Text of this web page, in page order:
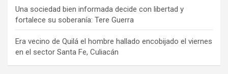
Una sociedad bien informada decide con libertad y
fortalece su soberanía: Tere Guerra
Era vecino de Quilá el hombre hallado encobijado el viernes
en el sector Santa Fe, Culiacán